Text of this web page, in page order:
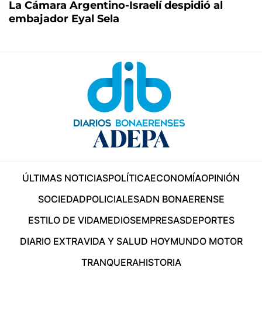
La Cámara Argentino-Israelí despidió al
embajador Eyal Sela
ÚLTIMAS NOTICIASPOLÍTICAECONOMÍAOPINIÓN
SOCIEDADPOLICIALESADN BONAERENSE
ESTILO DE VIDAMEDIOSEMPRESASDEPORTES
DIARIO EXTRAVIDA Y SALUD HOYMUNDO MOTOR
TRANQUERAHISTORIA